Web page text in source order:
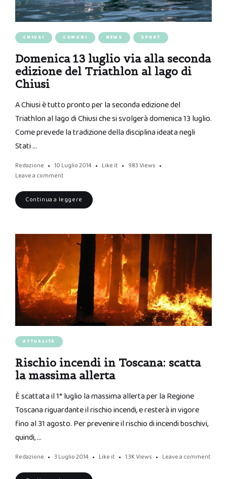
CHIUSI COMUNI NEWS SPORT
Domenica 13 luglio via alla seconda
edizione del Triathlon al lago di
Chiusi
A Chiusi è tutto pronto per la seconda edizione del
Triathlon al lago di Chiusi che si svolgerà domenica 13 luglio.
Come prevede la tradizione della disciplina ideata negli
Stati …
Redazione 10 Luglio 2014 Like it 983 Views
Leave a comment
Continua a leggere
ATTUALITÀ
Rischio incendi in Toscana: scatta
la massima allerta
È scattata il 1° luglio la massima allerta per la Regione
Toscana riguardante il rischio incendi, e resterà in vigore
fino al 31 agosto. Per prevenire il rischio di incendi boschivi,
quindi, …
Redazione 3 Luglio 2014 Like it 1.3K Views Leave a comment